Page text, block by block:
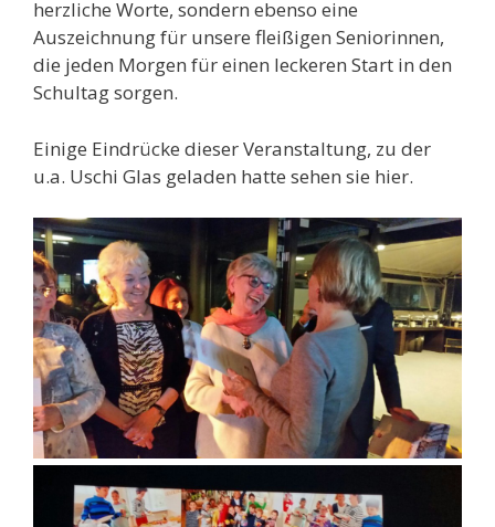
herzliche Worte, sondern ebenso eine
Auszeichnung für unsere fleißigen Seniorinnen,
die jeden Morgen für einen leckeren Start in den
Schultag sorgen.
Einige Eindrücke dieser Veranstaltung, zu der
u.a. Uschi Glas geladen hatte sehen sie hier.